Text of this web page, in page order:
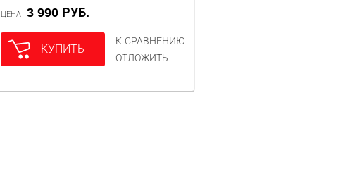
ЦЕНА 3 990 РУБ.
КУПИТЬ
К СРАВНЕНИЮ
ОТЛОЖИТЬ